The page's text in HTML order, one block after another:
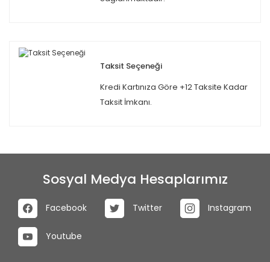
Taksit Seçeneği
Kredi Kartınıza Göre +12 Taksite Kadar
Taksit İmkanı.
Sosyal Medya Hesaplarımız
Facebook Twitter Instagram
Youtube